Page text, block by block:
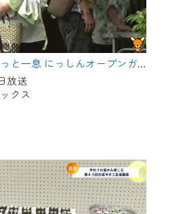
【日進】日本庭園でほっと一息 にっしんオープンガーデン
放送
クス